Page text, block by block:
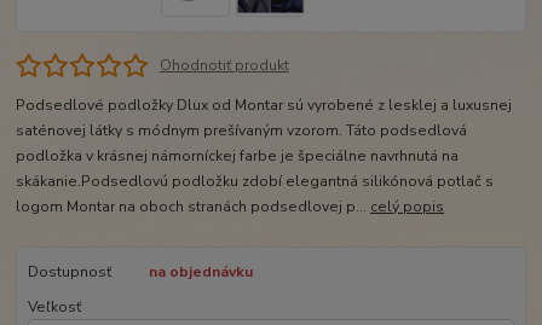
Ohodnotiť produkt
Podsedlové podložky Dlux od Montar sú vyrobené z lesklej a luxusnej
saténovej látky s módnym prešívaným vzorom. Táto podsedlová
podložka v krásnej námorníckej farbe je špeciálne navrhnutá na
skákanie.Podsedlovú podložku zdobí elegantná silikónová potlač s
logom Montar na oboch stranách podsedlovej p... celý popis
Dostupnosť
na objednávku
Veľkosť